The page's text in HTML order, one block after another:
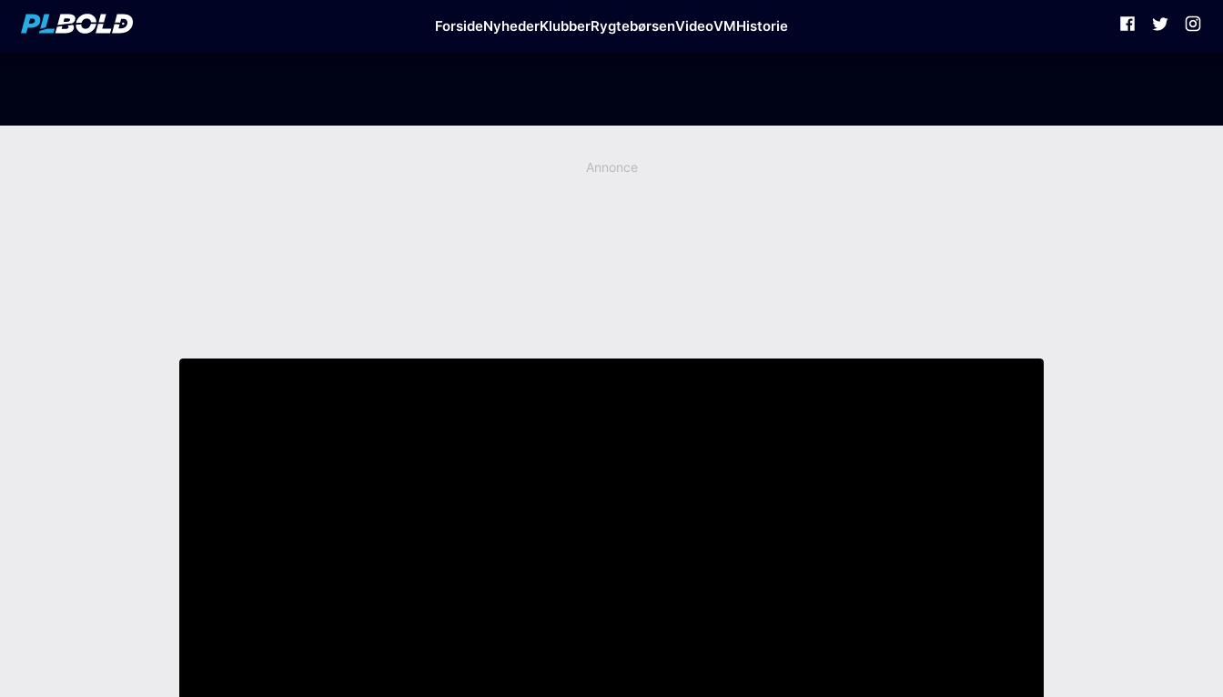
ForsideNyhederKlubberRygtebørsenVideoVMHistorie
Annonce